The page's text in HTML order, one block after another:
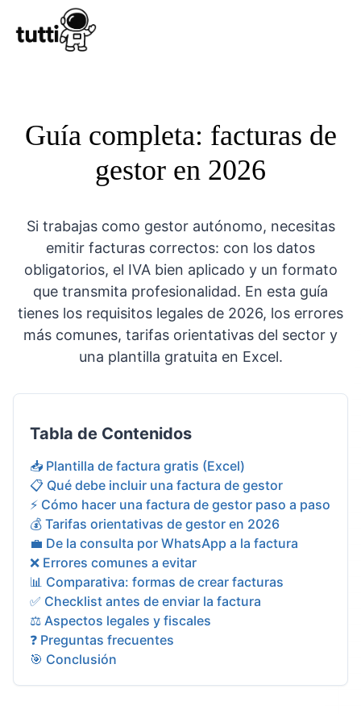
Guía completa: facturas de
gestor en 2026
Si trabajas como gestor autónomo, necesitas
emitir facturas correctos: con los datos
obligatorios, el IVA bien aplicado y un formato
que transmita profesionalidad. En esta guía
tienes los requisitos legales de 2026, los errores
más comunes, tarifas orientativas del sector y
una plantilla gratuita en Excel.
Tabla de Contenidos
📥 Plantilla de factura gratis (Excel)
📋 Qué debe incluir una factura de gestor
⚡ Cómo hacer una factura de gestor paso a paso
💰 Tarifas orientativas de gestor en 2026
💼 De la consulta por WhatsApp a la factura
❌ Errores comunes a evitar
📊 Comparativa: formas de crear facturas
✅ Checklist antes de enviar la factura
⚖️ Aspectos legales y fiscales
❓ Preguntas frecuentes
🎯 Conclusión